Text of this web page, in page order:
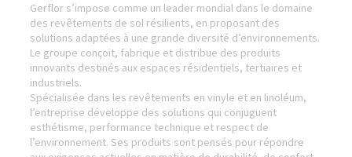
Gerflor s’impose comme un leader mondial dans le domaine
des revêtements de sol résilients, en proposant des
solutions adaptées à une grande diversité d’environnements.
Le groupe conçoit, fabrique et distribue des produits
innovants destinés aux espaces résidentiels, tertiaires et
industriels.
Spécialisée dans les revêtements en vinyle et en linoléum,
l’entreprise développe des solutions qui conjuguent
esthétisme, performance technique et respect de
l’environnement. Ses produits sont pensés pour répondre